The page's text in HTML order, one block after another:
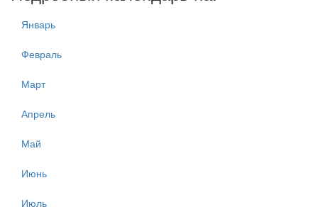
Январь
Февраль
Март
Апрель
Май
Июнь
Июль